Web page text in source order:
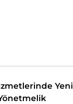
Yeni